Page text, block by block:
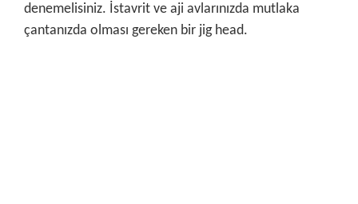
denemelisiniz. İstavrit ve aji avlarınızda mutlaka
çantanızda olması gereken bir jig head.